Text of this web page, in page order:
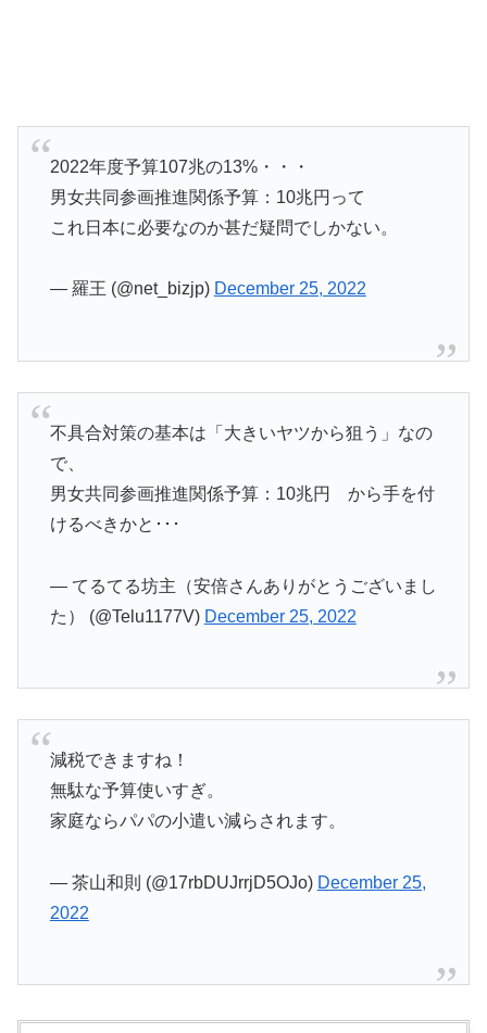
2022年度予算107兆の13%・・・
男女共同参画推進関係予算：10兆円って
これ日本に必要なのか甚だ疑問でしかない。
— 羅王 (@net_bizjp) December 25, 2022
不具合対策の基本は「大きいヤツから狙う」なの
で、
男女共同参画推進関係予算：10兆円 から手を付
けるべきかと･･･
— てるてる坊主（安倍さんありがとうございまし
た） (@Telu1177V) December 25, 2022
減税できますね！
無駄な予算使いすぎ。
家庭ならパパの小遣い減らされます。
— 茶山和則 (@17rbDUJrrjD5OJo) December 25,
2022